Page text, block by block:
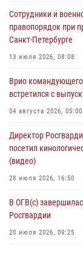
07 августа 2026, 11:33
Рэпер ST посетил
07 августа 2026, 11:18
В Ставрополе
07 августа 2026, 11:00
Сотрудники и
правопорядок при
Санкт-Петербурге
13 июля 2026, 08:08
Врио
встретился с
04 августа 2026, 05:00
Директор
посетил
(видео)
28 июля 2026, 16:50
В ОГВ(с)
Росгвардии
20 июля 2026, 09:25